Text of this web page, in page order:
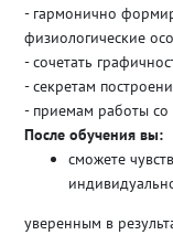
- гармонично
физиологические
- сочетать
- секретам
- приемам работы со
После обучения вы:
сможете
уверенным в